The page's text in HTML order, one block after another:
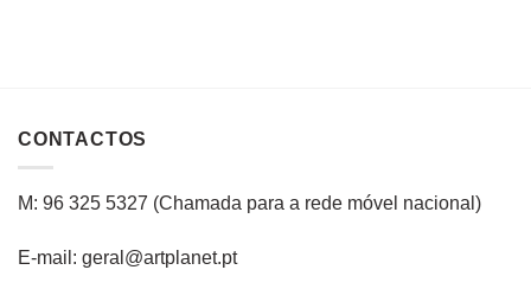
CONTACTOS
M: 96 325 5327 (Chamada para a rede móvel nacional )
E-mail: geral@artplanet.pt